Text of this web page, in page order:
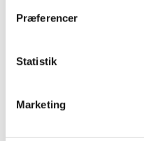
Præferencer
Statistik
Marketing
rådgivere. Vores
række sektorer herunder